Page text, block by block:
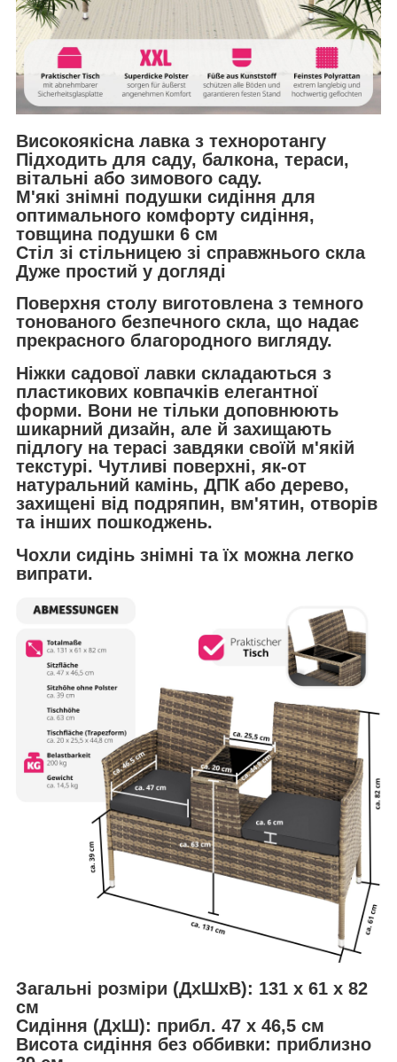
Високоякісна лавка з техноротангу
Підходить для саду, балкона, тераси,
вітальні або зимового саду.
М'які знімні подушки сидіння для
оптимального комфорту сидіння,
товщина подушки 6 см
Стіл зі стільницею зі справжнього скла
Дуже простий у догляді
Поверхня столу виготовлена з темного
тонованого безпечного скла, що надає
прекрасного благородного вигляду.
Ніжки садової лавки складаються з
пластикових ковпачків елегантної
форми. Вони не тільки доповнюють
шикарний дизайн, але й захищають
підлогу на терасі завдяки своїй м'якій
текстурі. Чутливі поверхні, як-от
натуральний камінь, ДПК або дерево,
захищені від подряпин, вм'ятин, отворів
та інших пошкоджень.
Чохли сидінь знімні та їх можна легко
випрати.
Загальні розміри (ДхШхВ): 131 x 61 x 82
см
Сидіння (ДхШ): прибл. 47 x 46,5 см
Висота сидіння без оббивки: приблизно